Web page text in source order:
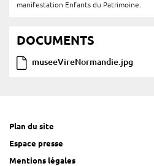
manifestation Enfants du Patrimoine.
DOCUMENTS
museeVireNormandie.jpg
Plan du site
Espace presse
Mentions légales